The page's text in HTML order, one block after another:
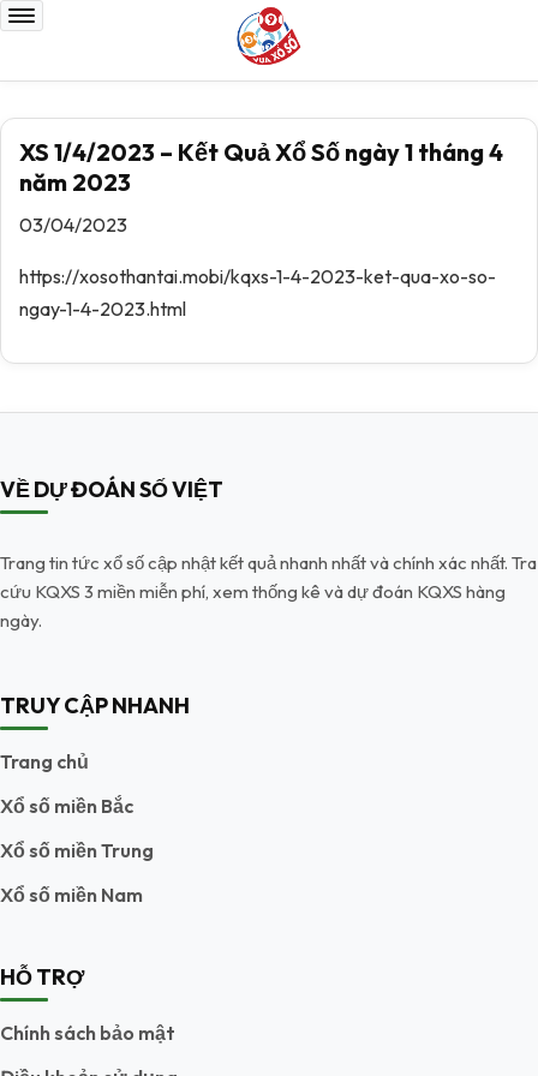
XS 1/4/2023 – Kết Quả Xổ Số ngày 1 tháng 4
năm 2023
03/04/2023
https://xosothantai.mobi/kqxs-1-4-2023-ket-qua-xo-so-
ngay-1-4-2023.html
VỀ DỰ ĐOÁN SỐ VIỆT
Trang tin tức xổ số cập nhật kết quả nhanh nhất và chính xác nhất. Tra
cứu KQXS 3 miền miễn phí, xem thống kê và dự đoán KQXS hàng
ngày.
TRUY CẬP NHANH
Trang chủ
Xổ số miền Bắc
Xổ số miền Trung
Xổ số miền Nam
HỖ TRỢ
Chính sách bảo mật